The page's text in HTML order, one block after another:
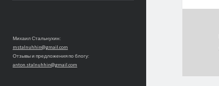
Михаил Стальнухин:
mstalnuhhin@gmail.com
Отзывы и предложения по блогу:
anton.stalnuhhin@gmail.com